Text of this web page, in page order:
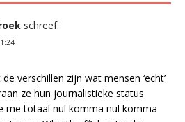
schreef:
verschillen zijn wat mensen ‘echt’
ze hun journalistieke status
me totaal nul komma nul komma